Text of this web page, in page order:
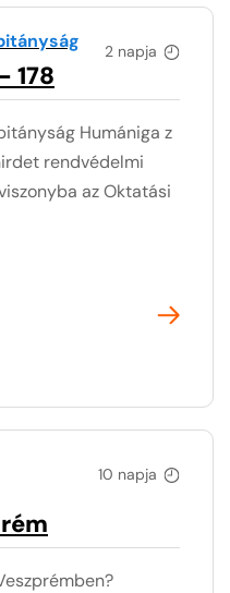
2 napja
178
Humániga z
rendvédelmi
az Oktatási
10 napja